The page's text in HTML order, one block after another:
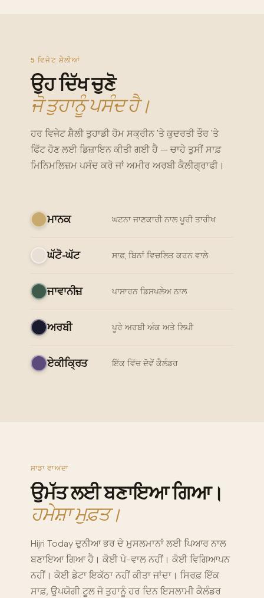
5 ਵਿਜੇਟ ਸ਼ੈਲੀਆਂ
ਉਹ ਦਿੱਖ ਚੁਣੋ
ਜੋ ਤੁਹਾਨੂੰ ਪਸੰਦ ਹੈ।
ਹਰ ਵਿਜੇਟ ਸ਼ੈਲੀ ਤੁਹਾਡੀ ਹੋਮ ਸਕ੍ਰੀਨ 'ਤੇ ਕੁਦਰਤੀ ਤੌਰ 'ਤੇ
ਫਿੱਟ ਹੋਣ ਲਈ ਡਿਜ਼ਾਇਨ ਕੀਤੀ ਗਈ ਹੈ — ਚਾਹੇ ਤੁਸੀਂ ਸਾਫ਼
ਮਿਨਿਮਲਿਜ਼ਮ ਪਸੰਦ ਕਰੋ ਜਾਂ ਅਮੀਰ ਅਰਬੀ ਕੈਲੀਗ੍ਰਾਫੀ।
ਮਾਨਕ ਘਟਨਾ ਜਾਣਕਾਰੀ ਨਾਲ ਪੂਰੀ ਤਾਰੀਖ
ਘੱਟੋ-ਘੱਟ ਸਾਫ਼, ਬਿਨਾਂ ਵਿਚਲਿਤ ਕਰਨ ਵਾਲੇ
ਜਾਵਾਨੀਜ਼ ਪਾਸਾਰਨ ਡਿਸਪਲੇਅ ਨਾਲ
ਅਰਬੀ ਪੂਰੇ ਅਰਬੀ ਅੰਕ ਅਤੇ ਲਿਪੀ
ਏਕੀਕ੍ਰਿਤ ਇੱਕ ਵਿੱਚ ਦੋਵੇਂ ਕੈਲੰਡਰ
ਸਾਡਾ ਵਾਅਦਾ
ਉਮੱਤ ਲਈ ਬਣਾਇਆ ਗਿਆ।
ਹਮੇਸ਼ਾ ਮੁਫ਼ਤ।
Hijri Today ਦੁਨੀਆ ਭਰ ਦੇ ਮੁਸਲਮਾਨਾਂ ਲਈ ਪਿਆਰ ਨਾਲ
ਬਣਾਇਆ ਗਿਆ ਹੈ। ਕੋਈ ਪੇ-ਵਾਲ ਨਹੀਂ। ਕੋਈ ਵਿਗਿਆਪਨ
ਨਹੀਂ। ਕੋਈ ਡੇਟਾ ਇਕੱਠਾ ਨਹੀਂ ਕੀਤਾ ਜਾਂਦਾ। ਸਿਰਫ਼ ਇੱਕ
ਸਾਫ਼, ਉਪਯੋਗੀ ਟੂਲ ਜੋ ਤੁਹਾਨੂੰ ਹਰ ਦਿਨ ਇਸਲਾਮੀ ਕੈਲੰਡਰ